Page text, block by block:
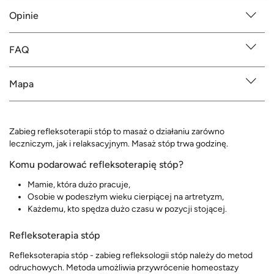
Opinie
FAQ
Mapa
Zabieg refleksoterapii stóp to masaż o działaniu zarówno
leczniczym, jak i relaksacyjnym. Masaż stóp trwa godzinę.
Komu podarować refleksoterapię stóp?
Mamie, która dużo pracuje,
Osobie w podeszłym wieku cierpiącej na artretyzm,
Każdemu, kto spędza dużo czasu w pozycji stojącej.
Refleksoterapia stóp
Refleksoterapia stóp - zabieg refleksologii stóp należy do metod
odruchowych. Metoda umożliwia przywrócenie homeostazy